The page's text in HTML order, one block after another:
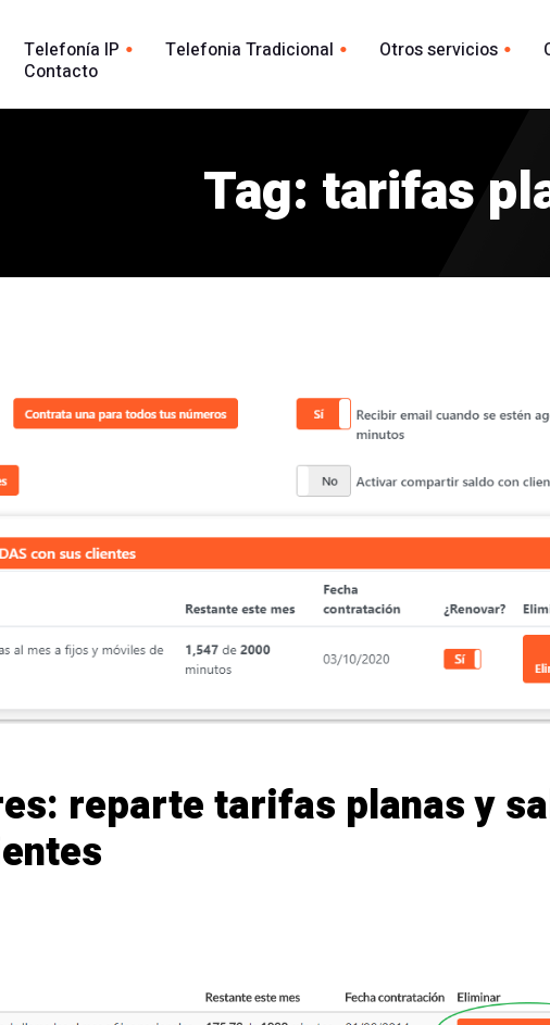
Telefonía IP Telefonia Tradicional
Línea 900
Otros servicios
Envio Whatsapp por API
Agente Conversacional AI
Contacto
Tag: tarifas
reparte tarifas planas y